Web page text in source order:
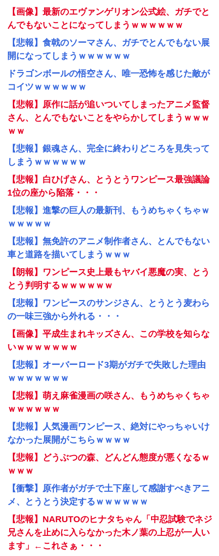
【画像】最新のエヴァンゲリオン公式絵、ガチでと
んでもないことになってしまうｗｗｗｗｗｗ
【悲報】食戟のソーマさん、ガチでとんでもない展
開になってしまうｗｗｗｗｗｗ
ドラゴンボールの悟空さん、唯一恐怖を感じた敵が
コイツｗｗｗｗｗｗ
【悲報】原作に話が追いついてしまったアニメ監督
さん、とんでもないことをやらかしてしまうｗｗｗ
ｗｗ
【悲報】銀魂さん、完全に終わりどころを見失って
しまうｗｗｗｗｗｗ
【悲報】白ひげさん、とうとうワンピース最強議論
1位の座から陥落・・・
【悲報】進撃の巨人の最新刊、もうめちゃくちゃｗ
ｗｗｗｗｗ
【悲報】無免許のアニメ制作者さん、とんでもない
車と道路を描いてしまうｗｗｗ
【朗報】ワンピース史上最もヤバイ悪魔の実、とう
とう判明するｗｗｗｗｗｗ
【悲報】ワンピースのサンジさん、とうとう麦わら
の一味三強から外れる・・・
【画像】平成生まれキッズさん、この学校を知らな
いｗｗｗｗｗｗｗ
【悲報】オーバーロード3期がガチで失敗した理由
ｗｗｗｗｗｗｗ
【悲報】萌え麻雀漫画の咲さん、もうめちゃくちゃ
ｗｗｗｗｗｗ
【悲報】人気漫画ワンピース、絶対にやっちゃいけ
なかった展開がこちらｗｗｗｗ
【悲報】どうぶつの森、どんどん態度が悪くなるｗ
ｗｗｗ
【衝撃】原作者がガチで土下座して感謝すべきアニ
メ、とうとう決定するｗｗｗｗｗｗ
【悲報】NARUTOのヒナタちゃん「中忍試験でネジ
兄さんを止めに入らなかった木ノ葉の上忍が一人い
ます」←これさぁ・・・